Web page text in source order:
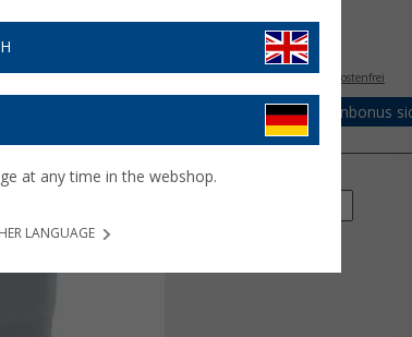
185,- €
versandkostenfrei
€ Vorteilskartenbonus
Kapazität (Ah)
at any time in the webshop.
LANGUAGE